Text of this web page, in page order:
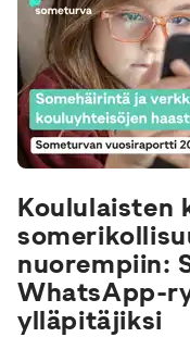
Koululaisten
nuorempiin:
WhatsApp-
ylläpitäjiksi